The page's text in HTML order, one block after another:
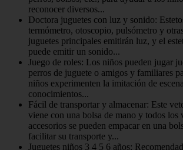
reconocer diversos...
Doctora juguetes con luz y sonido:
termómetro, otoscopio, pulsómetro y
juguetes principales emitirán luz, y el
puede emitir un sonido...
Juego de roles: Los niños pueden jugar
perros de juguete o amigos y familiares
niños experimenten la imitación de
conocimientos...
Fácil de transportar y almacenar: Este
viene con una bolsa de mano y todos los
accesorios se pueden empacar en una
facilitar su transporte y...
Juguetes niños 3 4 5 6 años: